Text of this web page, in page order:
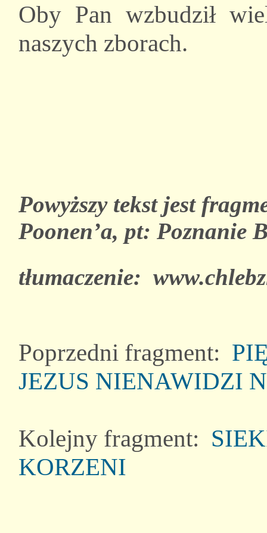
Oby Pan wzbudził
naszych zborach.
Powyższy tekst jest
Poonen’a, pt: Poznanie
tłumaczenie:
Poprzedni fragment:
JEZUS NIENAWIDZI
Kolejny fragment:
KORZENI